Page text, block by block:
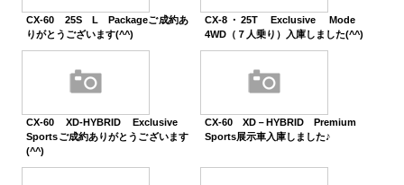
CX-60 25S L Packageご成約あ
りがとうございます(^^)
CX-8・25T Exclusive Mode
4WD（７人乗り）入庫しました(^^)
CX-60 XD-HYBRID Exclusive
Sportsご成約ありがとうございます
(^^)
CX-60 XD－HYBRID Premium
Sports展示車入庫しました♪